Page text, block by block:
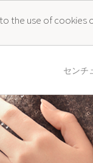
the use of cookies
センチ